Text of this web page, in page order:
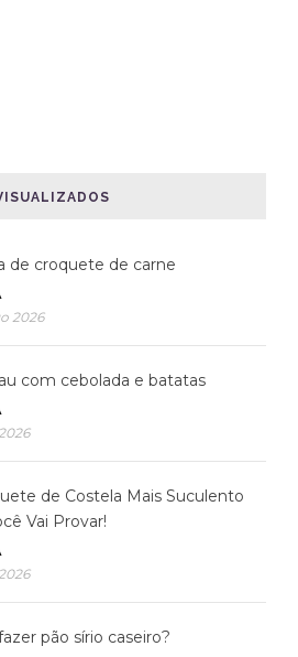
de croquete de carne
2026
com cebolada e batatas
de Costela Mais Suculento
Vai Provar!
pão sírio caseiro?